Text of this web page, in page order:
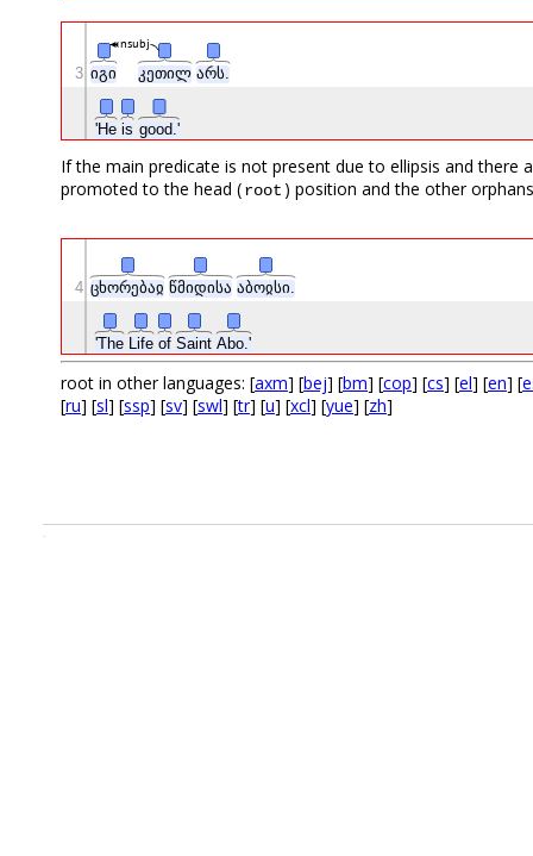
იგი კეთილ არს.
'He is good.'
nsubj
3
If the main predicate is not present due to ellipsis and
promoted to the head (root ) position and the other
ცხორებაჲ წმიდისა აბოჲსი.
'The Life of Saint Abo.'
4
root in other languages: [axm] [bej] [bm] [cop] [cs] [el] [en] [
[ru] [sl] [ssp] [sv] [swl] [tr] [u] [xcl] [yue] [zh]
.